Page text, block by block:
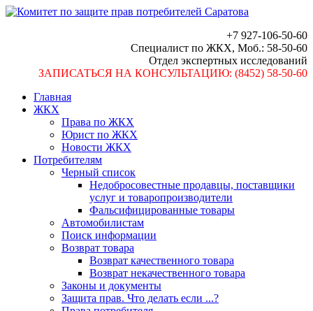
+7 927-106-50-60
Специалист по ЖКХ, Моб.: 58-50-60
Отдел экспертных исследований
ЗАПИСАТЬСЯ НА КОНСУЛЬТАЦИЮ: (8452) 58-50-60
Главная
ЖКХ
Права по ЖКХ
Юрист по ЖКХ
Новости ЖКХ
Потребителям
Черный список
Недобросовестные продавцы, поставщики
услуг и товаропроизводители
Фальсифицированные товары
Автомобилистам
Поиск информации
Возврат товара
Возврат качественного товара
Возврат некачественного товара
Законы и документы
Защита прав. Что делать если ...?